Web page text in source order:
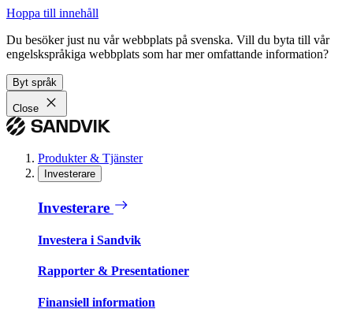
Hoppa till innehåll
Du besöker just nu vår webbplats på svenska. Vill du byta till vår
engelskspråkiga webbplats som har mer omfattande information?
Byt språk
Close
Produkter & Tjänster
Investerare
Investerare
Investera i Sandvik
Rapporter & Presentationer
Finansiell information